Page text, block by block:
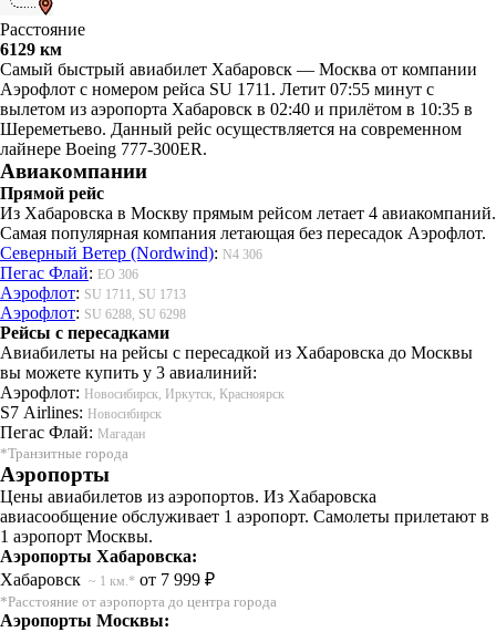
Расстояние
6129 км
Самый быстрый авиабилет Хабаровск — Москва от компании
Аэрофлот с номером рейса SU 1711. Летит 07:55 минут с
вылетом из аэропорта Хабаровск в 02:40 и прилётом в 10:35 в
Шереметьево. Данный рейс осуществляется на современном
лайнере Boeing 777-300ER.
Авиакомпании
Прямой рейс
Из Хабаровска в Москву прямым рейсом летает 4 авиакомпаний.
Самая популярная компания летающая без пересадок Аэрофлот.
Северный Ветер (Nordwind): N4 306
Пегас Флай: EO 306
Аэрофлот: SU 1711, SU 1713
Аэрофлот: SU 6288, SU 6298
Рейсы с пересадками
Авиабилеты на рейсы с пересадкой из Хабаровска до Москвы
вы можете купить у 3 авиалиний:
Аэрофлот: Новосибирск, Иркутск, Красноярск
S7 Airlines: Новосибирск
Пегас Флай: Магадан
*Транзитные города
Аэропорты
Цены авиабилетов из аэропортов. Из Хабаровска
авиасообщение обслуживает 1 аэропорт. Самолеты прилетают в
1 аэропорт Москвы.
Аэропорты Хабаровска:
Хабаровск ~ 1 км.* от 7 999 ₽
*Расстояние от аэропорта до центра города
Аэропорты Москвы: